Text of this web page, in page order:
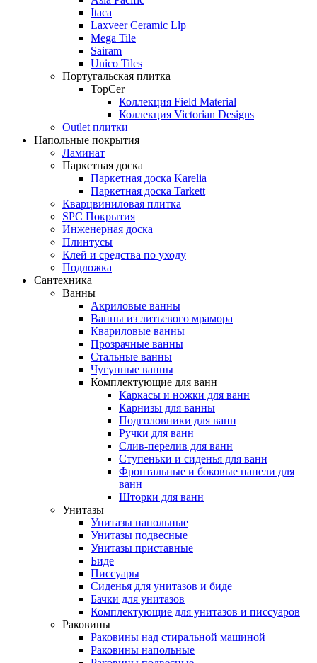
Itaca
Laxveer Ceramic Llp
Mega Tile
Sairam
Unico Tiles
Португальская плитка
TopCer
Коллекция Field Material
Коллекция Victorian Designs
Outlet плитки
Напольные покрытия
Ламинат
Паркетная доска
Паркетная доска Karelia
Паркетная доска Tarkett
Кварцвиниловая плитка
SPC Покрытия
Инженерная доска
Плинтусы
Клей и средства по уходу
Подложка
Сантехника
Ванны
Акриловые ванны
Ванны из литьевого мрамора
Квариловые ванны
Прозрачные ванны
Стальные ванны
Чугунные ванны
Комплектующие для ванн
Каркасы и ножки для ванн
Карнизы для ванны
Подголовники для ванн
Ручки для ванн
Слив-перелив для ванн
Ступеньки и сиденья для ванн
Фронтальные и боковые панели для
ванн
Шторки для ванн
Унитазы
Унитазы напольные
Унитазы подвесные
Унитазы приставные
Биде
Писсуары
Сиденья для унитазов и биде
Бачки для унитазов
Комплектующие для унитазов и писсуаров
Раковины
Раковины над стиральной машиной
Раковины напольные